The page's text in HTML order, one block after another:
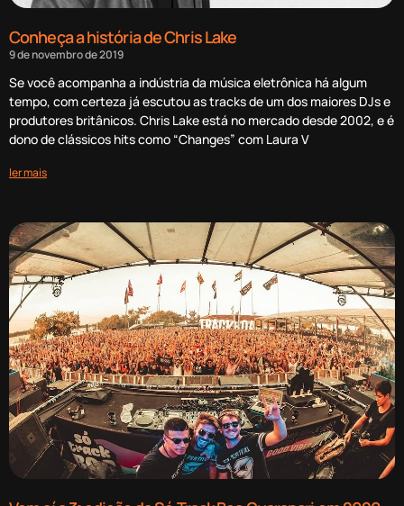
Conheça a história de Chris Lake
9 de novembro de 2019
Se você acompanha a indústria da música eletrônica há algum
tempo, com certeza já escutou as tracks de um dos maiores DJs e
produtores britânicos. Chris Lake está no mercado desde 2002, e é
dono de clássicos hits como “Changes” com Laura V
ler mais